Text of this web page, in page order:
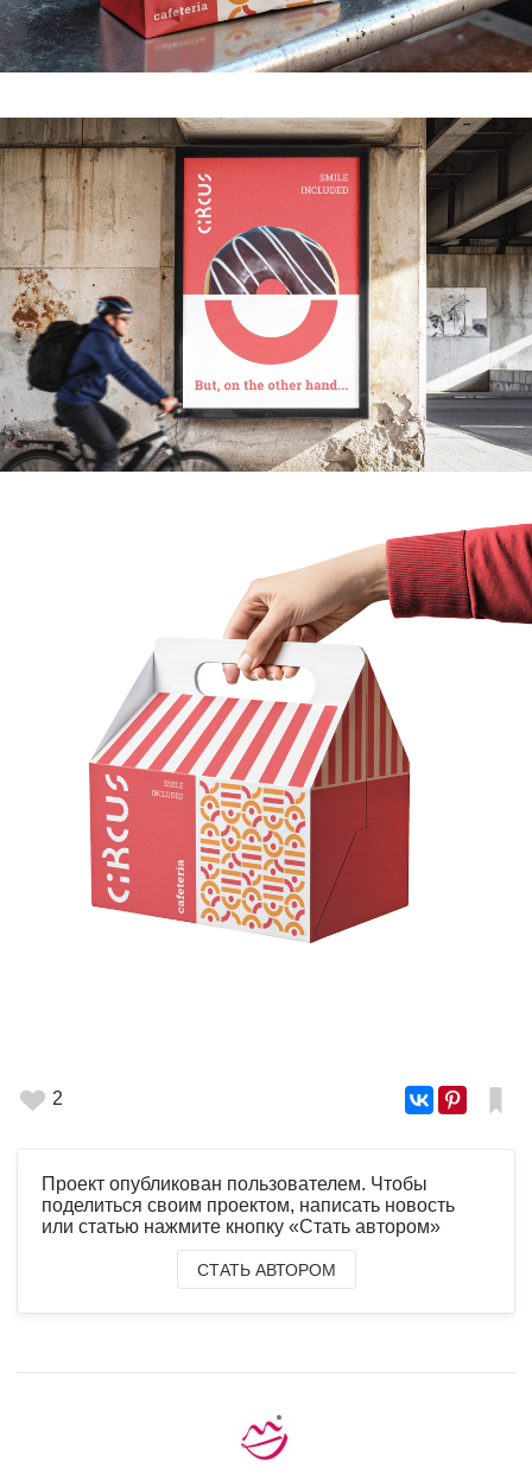
2
Проект опубликован пользователем. Чтобы
поделиться своим проектом, написать новость
или статью нажмите кнопку «Стать автором»
СТАТЬ АВТОРОМ